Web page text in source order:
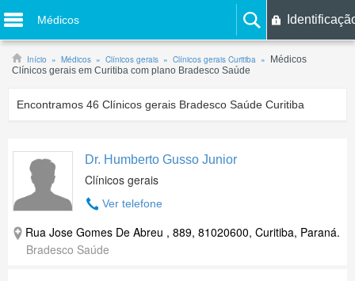
Médicos
Início Médicos Clínicos gerais Clínicos gerais Curitiba
Médicos
Clínicos gerais em Curitiba com plano Bradesco Saúde
Encontramos 46 Clínicos gerais Bradesco Saúde Curitiba
Dr. Humberto Gusso Junior
Clínicos gerais
Ver telefone
Rua Jose Gomes De Abreu , 889, 81020600, Curitiba, Paraná.
Bradesco Saúde